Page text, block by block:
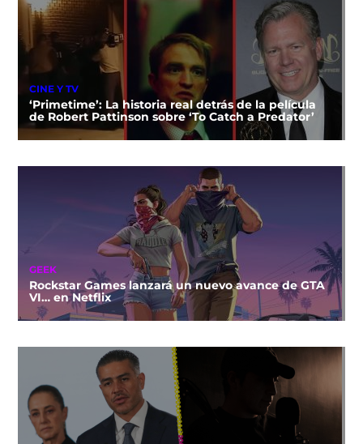
CINE Y TV
‘Primetime’: La historia real detrás de la película
de Robert Pattinson sobre ‘To Catch a Predator’
GEEK
Rockstar Games lanzará un nuevo avance de GTA
VI… en Netflix